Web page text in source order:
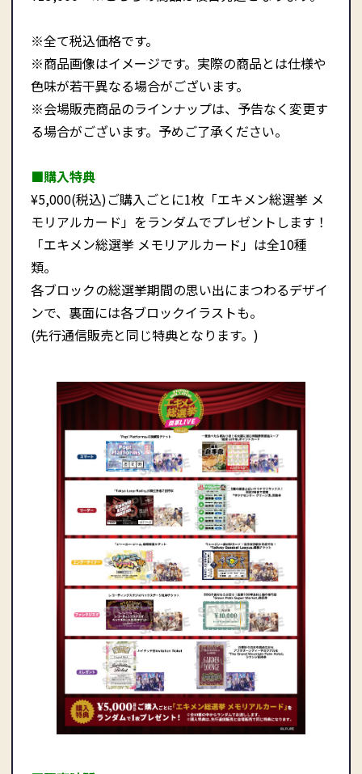
※全て税込価格です。
※商品画像はイメージです。実際の商品とは仕様や
色味が若干異なる場合がございます。
※会場販売商品のラインナップは、予告なく変更す
る場合がございます。予めご了承ください。
■購入特典
¥5,000(税込)ご購入ごとに1枚「エキメン総選挙 メ
モリアルカード」をランダムでプレゼントします！
「エキメン総選挙 メモリアルカード」は全10種
類。
各ブロックの総選挙期間の思い出にまつわるデザイ
ンで、裏面には各ブロックイラストも。
(先行通信販売と同じ特典となります。)